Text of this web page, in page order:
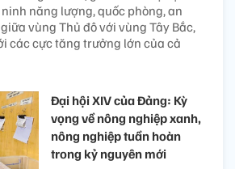
năng lượng, quốc phòng, an
vùng Thủ đô với vùng Tây Bắc,
các cực tăng trưởng lớn của cả
Đại hội XIV của Đảng: Kỳ
vọng về nông nghiệp xanh,
nông nghiệp tuần hoàn
trong kỷ nguyên mới